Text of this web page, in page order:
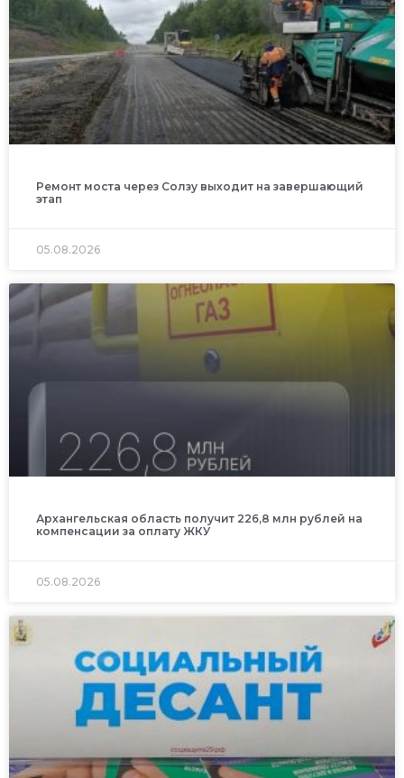
Ремонт моста через Солзу выходит на завершающий
этап
05.08.2026
Архангельская область получит 226,8 млн рублей на
компенсации за оплату ЖКУ
05.08.2026